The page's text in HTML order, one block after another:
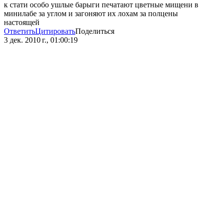
к стати особо ушлые барыги печатают цветные мищени в
минилабе за углом и загоняют их лохам за полцены
настоящей
ОтветитьЦитироватьПоделиться
3 дек. 2010 г., 01:00:19